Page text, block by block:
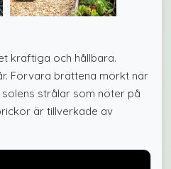
kraftiga och hållbara.
Förvara brättena mörkt när
strålar som nöter på
är tillverkade av